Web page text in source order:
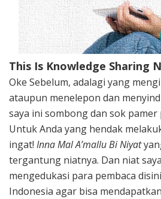
This Is Knowledge Sharing
Oke Sebelum, adalagi yang
ataupun menelepon dan
saya ini sombong dan sok
Untuk Anda yang hendak
ingat! Inna Mal A’mallu Bi Niyat
tergantung niatnya. Dan niat
mengedukasi para pembaca
Indonesia agar bisa